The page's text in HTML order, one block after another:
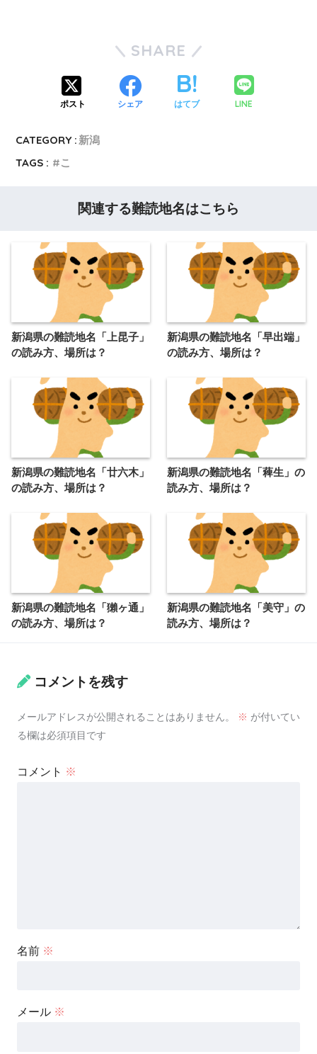
SHARE
ポスト シェア はてブ LINE
CATEGORY :新潟
TAGS :
こ
関連する難読地名はこちら
新潟県の難読地名「上昆子」
の読み方、場所は？
新潟県の難読地名「早出端」
の読み方、場所は？
新潟県の難読地名「廿六木」
の読み方、場所は？
新潟県の難読地名「薭生」の
読み方、場所は？
新潟県の難読地名「獺ヶ通」
の読み方、場所は？
新潟県の難読地名「美守」の
読み方、場所は？
コメントを残す
メールアドレスが公開されることはありません。 ※ が付いてい
る欄は必須項目です
コメント ※
名前 ※
メール ※